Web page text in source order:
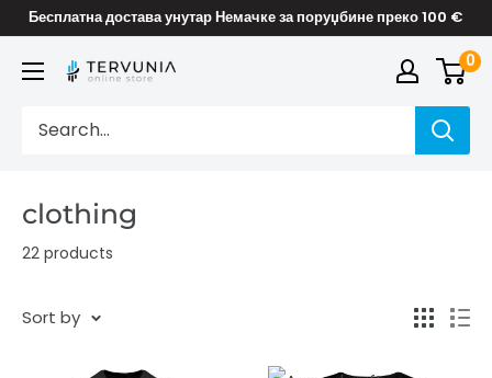
Skip
content
Бесплатна достава унутар Немачке за поруџбине преко 100 €
TERVUNIA
Stores
0
clothing
22 products
Sort by